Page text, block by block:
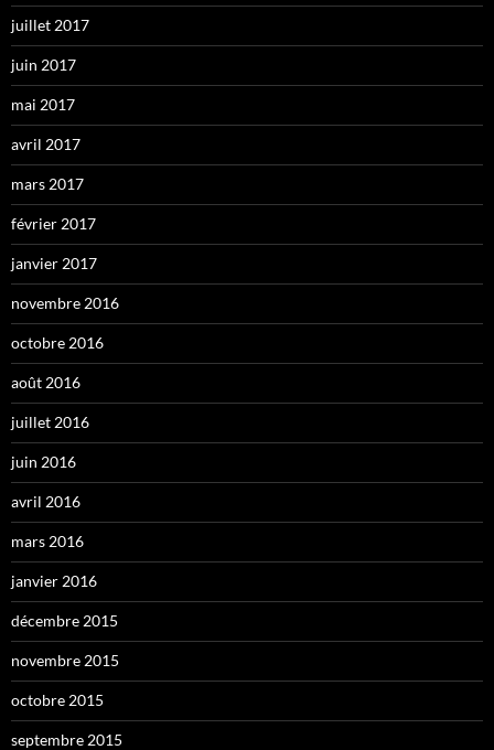
juillet 2017
juin 2017
mai 2017
avril 2017
mars 2017
février 2017
janvier 2017
novembre 2016
octobre 2016
août 2016
juillet 2016
juin 2016
avril 2016
mars 2016
janvier 2016
décembre 2015
novembre 2015
octobre 2015
septembre 2015